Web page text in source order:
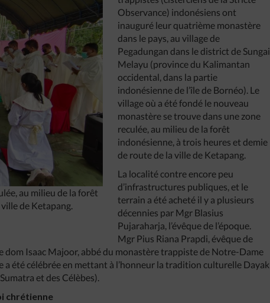
au milieu de la forêt
de Ketapang.
Observance) indonésiens ont
inauguré leur quatrième monastère
dans le pays, au village de
Pegadungan dans le district de Sungai
Melayu (province du Kalimantan
occidental, dans la partie
indonésienne de l’île de Bornéo). Le
village où a été fondé le nouveau
monastère se trouve dans une zone
reculée, au milieu de la forêt
indonésienne, à trois heures et demie
de route de la ville de Ketapang.
La localité contre encore peu
d’infrastructures publiques, et le
terrain a été acheté il y a plusieurs
décennies par Mgr Blasius
Pujaraharja, l’évêque de l’époque.
Mgr Pius Riana Prapdi, évêque de
dom Isaac Majoor, abbé du monastère trappiste de Notre-Dame
a été célébrée en mettant à l’honneur la tradition culturelle Dayak
et des Célèbes).
chrétienne